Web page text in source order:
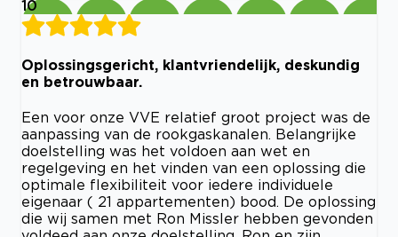
10
Oplossingsgericht, klantvriendelijk, deskundig
en betrouwbaar.
Een voor onze VVE relatief groot project was de
aanpassing van de rookgaskanalen. Belangrijke
doelstelling was het voldoen aan wet en
regelgeving en het vinden van een oplossing die
optimale flexibiliteit voor iedere individuele
eigenaar ( 21 appartementen) bood. De oplossing
die wij samen met Ron Missler hebben gevonden